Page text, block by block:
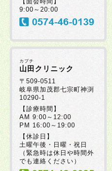
9:00～20:00
カブチ
山田クリニック
〒509-0511
岐阜県加茂郡七宗町神渕
10290-1
【診療時間】
AM 9:00～12:00
PM 16:00～19:00
【休診日】
土曜午後・日曜・祝日
（緊急時は休日や時間外
でも連絡ください）